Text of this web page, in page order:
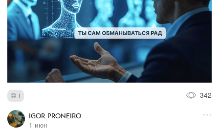
1 342
IGOR PRONEIRO
1 июн